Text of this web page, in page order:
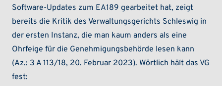
Software-Updates zum EA189 gearbeitet hat, zeigt
bereits die Kritik des Verwaltungsgerichts Schleswig in
der ersten Instanz, die man kaum anders als eine
Ohrfeige für die Genehmigungsbehörde lesen kann
(Az.: 3 A 113/18, 20. Februar 2023). Wörtlich hält das VG
fest: